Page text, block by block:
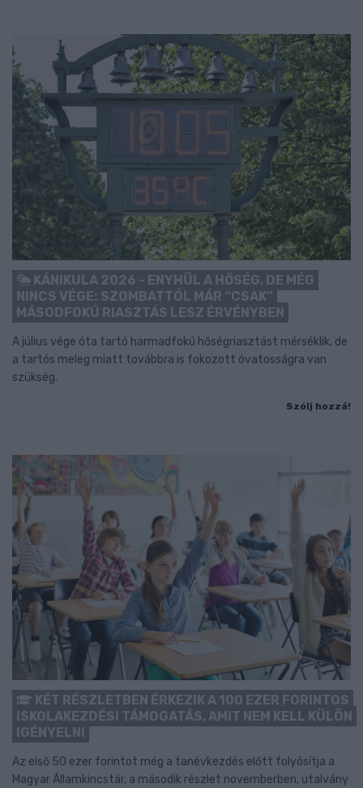
KÁNIKULA 2026 - ENYHÜL A HŐSÉG, DE MÉG
NINCS VÉGE: SZOMBATTÓL MÁR “CSAK”
MÁSODFOKÚ RIASZTÁS LESZ ÉRVÉNYBEN
A július vége óta tartó harmadfokú hőségriasztást mérséklik, de
a tartós meleg miatt továbbra is fokozott óvatosságra van
szükség.
Szólj hozzá!
KÉT RÉSZLETBEN ÉRKEZIK A 100 EZER FORINTOS
ISKOLAKEZDÉSI TÁMOGATÁS, AMIT NEM KELL KÜLÖN
IGÉNYELNI
Az első 50 ezer forintot még a tanévkezdés előtt folyósítja a
Magyar Államkincstár, a második részlet novemberben, utalvány